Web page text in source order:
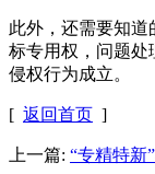
此外，还需要知
标专用权，问题处
侵权行为成立。
[ 返回首页 ]
上一篇: “专精特新